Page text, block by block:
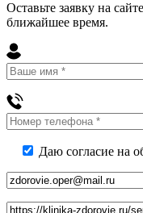
Оставьте заявку на
ближайшее время.
Даю согласие на